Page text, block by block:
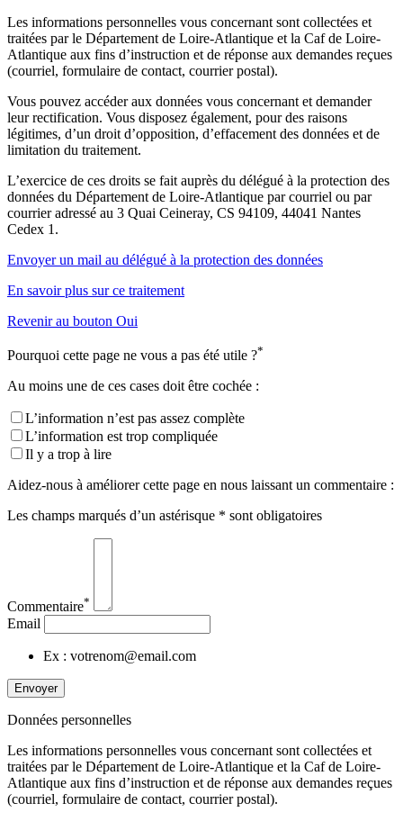
Les informations personnelles vous concernant sont collectées et
traitées par le Département de Loire-Atlantique et la Caf de Loire-
Atlantique aux fins d’instruction et de réponse aux demandes reçues
(courriel, formulaire de contact, courrier postal).
Vous pouvez accéder aux données vous concernant et demander
leur rectification. Vous disposez également, pour des raisons
légitimes, d’un droit d’opposition, d’effacement des données et de
limitation du traitement.
L’exercice de ces droits se fait auprès du délégué à la protection des
données du Département de Loire-Atlantique par courriel ou par
courrier adressé au 3 Quai Ceineray, CS 94109, 44041 Nantes
Cedex 1.
Envoyer un mail au délégué à la protection des données
En savoir plus sur ce traitement
Revenir au bouton Oui
Pourquoi cette page ne vous a pas été utile ?*
Au moins une de ces cases doit être cochée :
L’information n’est pas assez complète
L’information est trop compliquée
Il y a trop à lire
Aidez-nous à améliorer cette page en nous laissant un commentaire :
Les champs marqués d’un astérisque * sont obligatoires
Commentaire*
Email
Ex : votrenom@email.com
Envoyer
Données personnelles
Les informations personnelles vous concernant sont collectées et
traitées par le Département de Loire-Atlantique et la Caf de Loire-
Atlantique aux fins d’instruction et de réponse aux demandes reçues
(courriel, formulaire de contact, courrier postal).